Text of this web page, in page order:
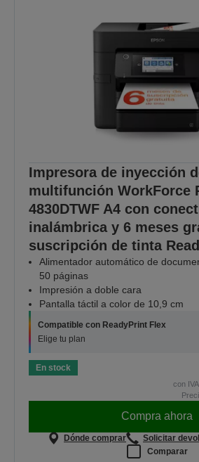
Impresora de inyección
multifunción WorkForce
4830DTWF A4 con
inalámbrica y 6 meses
suscripción de tinta
Alimentador automático de
50 páginas
Impresión a doble cara
Pantalla táctil a color de 10,9 cm
Compatible con ReadyPrint Flex
Elige tu plan
En stock
con
Compra ahora
Dónde comprar
Solicitar
Comparar